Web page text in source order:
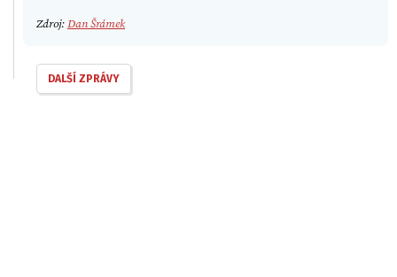
Zdroj:Dan Šrámek
DALŠÍ ZPRÁVY